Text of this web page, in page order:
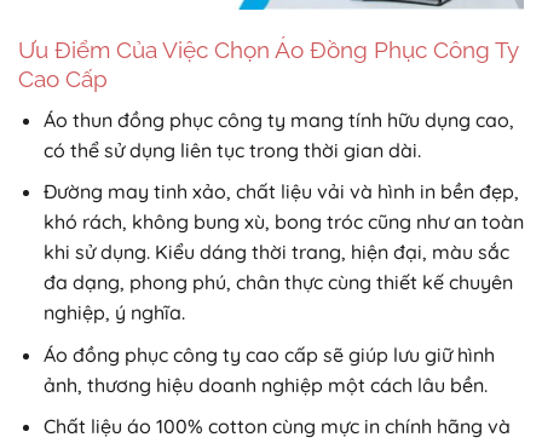
Ưu Điểm Của Việc Chọn Áo Đồng Phục Công Ty
Cao Cấp
Áo thun đồng phục công ty mang tính hữu dụng cao,
có thể sử dụng liên tục trong thời gian dài.
Đường may tinh xảo, chất liệu vải và hình in bền đẹp,
khó rách, không bung xù, bong tróc cũng như an toàn
khi sử dụng. Kiểu dáng thời trang, hiện đại, màu sắc
đa dạng, phong phú, chân thực cùng thiết kế chuyên
nghiệp, ý nghĩa.
Áo đồng phục công ty cao cấp sẽ giúp lưu giữ hình
ảnh, thương hiệu doanh nghiệp một cách lâu bền.
Chất liệu áo 100% cotton cùng mực in chính hãng và